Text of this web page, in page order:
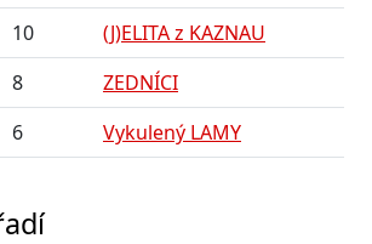
10
(J)ELITA z KAZNAU
8
ZEDNÍCI
6 Vykulený LAMY